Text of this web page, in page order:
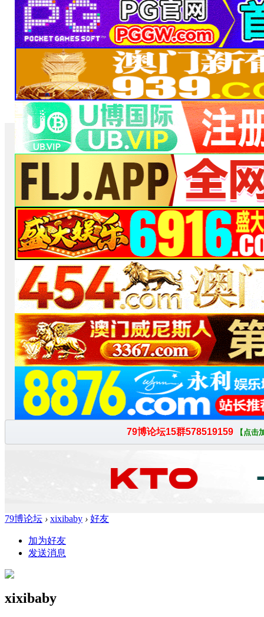
79博论坛 › xixibaby › 好友
加为好友
发送消息
xixibaby